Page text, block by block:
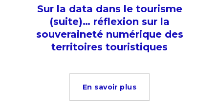
Sur la data dans le tourisme
(suite)… réflexion sur la
souveraineté numérique des
territoires touristiques
En savoir plus